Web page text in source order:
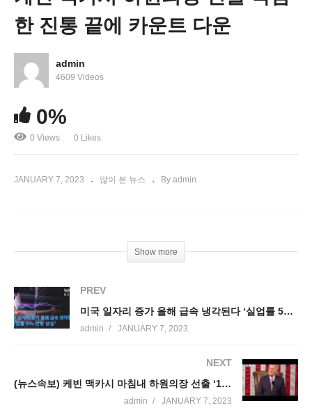
과 불경기 없을 듯’
한 진통 끝에 카운트 다운
admin
4609 Videos
0%
0 Views 0 Likes
JANUARY 7, 2023 많이 본 뉴스 By admin
Show more
PREV
미국 일자리 증가 올해 급속 냉각된다 ‘실업률 5% 안팎 상승’
admin JANUARY 7, 2023
NEXT
(뉴스속보) 케빈 맥카시 마침내 하원의장 선출 ‘100년만의 역사깨기’
admin JANUARY 7, 2023